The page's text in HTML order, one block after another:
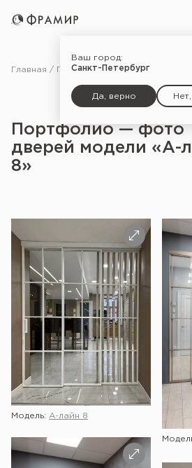
Ваш город:
Санкт-Петербург
Да, верно
Главная Портфолио
Портфолио — фото
дверей модели «А-
8»
Модель: А-лайн 8